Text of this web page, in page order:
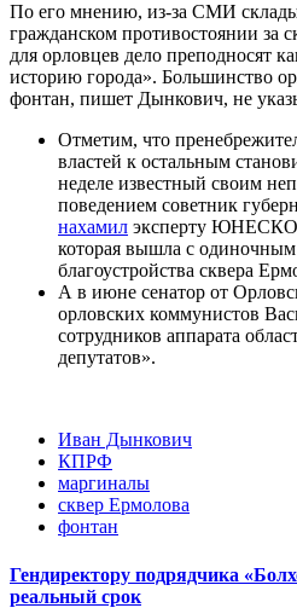
По его мнению, из-за СМИ
гражданском противостоянии за
для орловцев дело преподносят
историю города». Большинство
фонтан, пишет Дынкович, не
Отметим, что
властей к остальным
неделе известный своим
поведением советник
нахамил эксперту ЮНЕСКО
которая вышла с
благоустройства сквера
А в июне сенатор от
орловских коммунистов
сотрудников аппарата
депутатов».
Иван Дынкович
КПРФ
маргиналы
сквер Ермолова
фонтан
Гендиректору подрядчика
реальный срок